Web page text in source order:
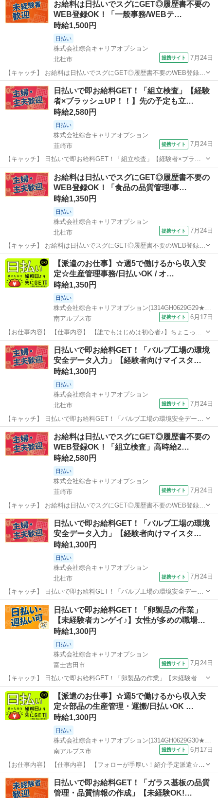
限 20000円まで支給可能。 ・福岡市南区に寮（GH）完備です...
お給料は日払いでスグにGET◎履歴書不要の
WEB登録OK！「一般事務/WEBテ…
時給1,500円
日払い
株式会社綜合キャリアオプション
北杜市
提携サイト 7月24日
【キャッチ】 お給料は日払いでスグにGET◎履歴書不要のWEB登録
OK！「一般事務/WEBテスト進行管理」高時給1500円！小淵沢周辺！
20代～40代のスタッフが多数活躍中★ 【コメント】 製造のお仕事を
お探しにおススメ♪...
山梨 北杜市 一般事務
日払いで即お給料GET！「組立検査」【経験
者×ブラッシュUP！！】先の予定も立…
時給2,580円
日払い
株式会社綜合キャリアオプション
韮崎市
提携サイト 7月24日
【キャッチ】 日払いで即お給料GET！「組立検査」【経験者×ブラッ
シュUP！！】先の予定も立てやすい♪土日祝休！高時給2580円！ 【コ
メント】 製造のお仕事が豊富★未経験で働いてみたい方も大歓迎！
「未経験だけど興味が...
山梨 韮崎市 一般事務
お給料は日払いでスグにGET◎履歴書不要の
WEB登録OK！「食品の品質管理/事…
時給1,350円
日払い
株式会社綜合キャリアオプション
北杜市
提携サイト 7月24日
【キャッチ】 お給料は日払いでスグにGET◎履歴書不要のWEB登録
OK！「食品の品質管理/事務」高時給1350円！山梨県北杜市周辺！20
代～40代のスタッフが多数活躍中★ 【コメント】 製造のお仕事をお探
しにおススメ♪ ...
山梨 北杜市 一般事務
【派遣のお仕事】☆週5で働けるから収入安
定☆生産管理事務/日払いOK / オ…
時給1,350円
日払い
株式会社綜合キャリアオプション(1314GH0629G29★56-N)
南アルプス市
提携サイト 6月17日
【お仕事内容】 【仕事内容】 【誰でもはじめは初心者♪】ちょこっと
残業あり♪ビジネス文書のエキスパート☆ 《仕事内容》 【業務内容詳
細】空調完備で働きやすい環境！ 生産管理業務補助全般伝票処理・受
発注管理および付帯業務【取...
山梨 南アルプス市 その他
日払いで即お給料GET！「バルブ工場の環境
安全データ入力」【経験者向けマイスタ…
時給1,300円
日払い
株式会社綜合キャリアオプション
北杜市
提携サイト 7月24日
【キャッチ】 日払いで即お給料GET！「バルブ工場の環境安全データ
入力」【経験者向けマイスターワーク！】残業ほぼナシでプラ充！ア
ナタらしく♪髪型自由☆高時給1300円！ 【コメント】 ＼大手人材派遣
会社で働きませんか♪／ ...
山梨 北杜市 一般事務
お給料は日払いでスグにGET◎履歴書不要の
WEB登録OK！「組立検査」高時給2…
時給2,580円
日払い
株式会社綜合キャリアオプション
韮崎市
提携サイト 7月24日
【キャッチ】 お給料は日払いでスグにGET◎履歴書不要のWEB登録
OK！「組立検査」高時給2580円！山梨県韮崎市周辺！20代～40代の
スタッフが多数活躍中★ 【コメント】 製造のお仕事をお探しの方必
見！ 「経験ないけど...
山梨 韮崎市 一般事務
日払いで即お給料GET！「バルブ工場の環境
安全データ入力」【経験者向けマイスタ…
時給1,300円
日払い
株式会社綜合キャリアオプション
北杜市
提携サイト 7月24日
【キャッチ】 日払いで即お給料GET！「バルブ工場の環境安全データ
入力」【経験者向けマイスターワーク!】残業ほぼナシでプラ充!アナタ
らしく♪髪型自由☆高時給1300円！ 【コメント】 製造のお仕事が豊富
★未経験で働いてみた...
山梨 北杜市 一般事務
日払いで即お給料GET！「卵製品の作業」
【未経験者カンゲイ♪】女性が多めの職場…
時給1,300円
日払い
株式会社綜合キャリアオプション
富士吉田市
提携サイト 7月24日
【キャッチ】 日払いで即お給料GET！「卵製品の作業」【未経験者カ
ンゲイ♪】女性が多めの職場♪残業ほぼナシ!落ち着く少人数の職場!高時
給1300円！ 【コメント】 製造のお仕事をお探しの方必見！ 「経験な
いけど大丈夫かな...
山梨 富士吉田市 一般事務
【派遣のお仕事】☆週5で働けるから収入安
定☆部品の生産管理・運搬/日払いOK …
時給1,300円
日払い
株式会社綜合キャリアオプション(1314GH0629G30★11-N)
南アルプス市
提携サイト 6月17日
【お仕事内容】 【仕事内容】 【フォローが手厚い！紹介予定派遣☆】
経験活かしてステップUP！！ 《仕事内容》 【業務内容詳細】 定時で
帰ろう！ プライベートの時間確保！ 土日祝休みでプライベート充実！
生産管理(フォークリ...
山梨 南アルプス市 その他
日払いで即お給料GET！「ガラス基板の品質
管理・品質情報の作成」【未経験OK!…